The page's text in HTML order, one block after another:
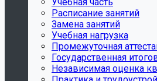
Расписание занятий
Замена занятий
Учебная нагрузка
Промежуточная
Государственная
Независимая оценка